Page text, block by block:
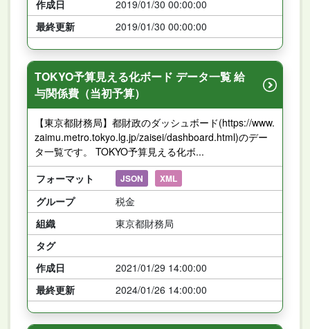
作成日
2019/01/30 00:00:00
最終更新
2019/01/30 00:00:00
TOKYO予算見える化ボード データ一覧 給
与関係費（当初予算）
【東京都財務局】都財政のダッシュボード(https://www.
zaimu.metro.tokyo.lg.jp/zaisei/dashboard.html)のデー
タ一覧です。 TOKYO予算見える化ボ...
フォーマット
JSON XML
グループ
税金
組織
東京都財務局
タグ
作成日
2021/01/29 14:00:00
最終更新
2024/01/26 14:00:00